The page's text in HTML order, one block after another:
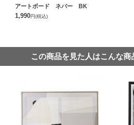
アートボード ネバー BK
1,990円(税込)
この商品を見た人はこんな商